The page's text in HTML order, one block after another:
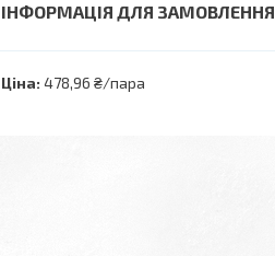
ІНФОРМАЦІЯ ДЛЯ ЗАМОВЛЕННЯ
Ціна: 478,96 ₴/пара